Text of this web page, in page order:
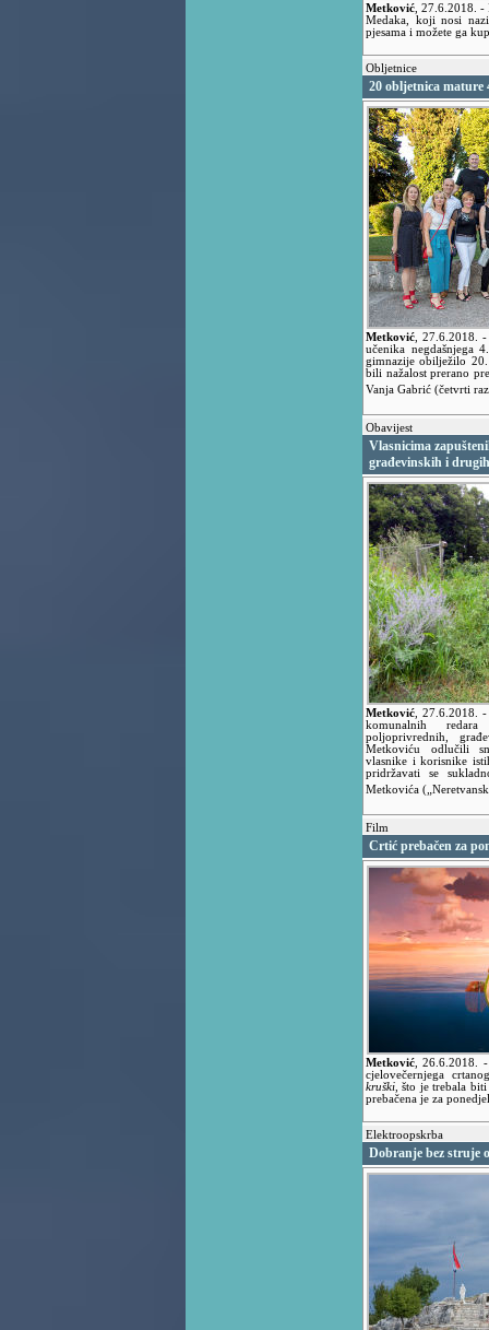
Metković ,27.6.2018.-
Medaka, koji nosi
pjesama i možete ga
Obljetnice
20 obljetnica mature
Metković 27.6.2018. -
učenika negdašnjega
gimnazije obilježilo
bili nažalost prerano
Vanja Gabrić (četvrti
Obavijest
Vlasnicima
građevinskih i
Metković 27.6.2018. -
komunalnih
poljoprivrednih,
Metkoviću odlučili
vlasnike i korisnike
pridržavati se
Metkovića
Film
Crtić prebačen za
Metković ,26.6.2018.
cjelovečernjega
kruški , što je trebala
prebačena je za
Elektroopskrba
Dobranje bez struje